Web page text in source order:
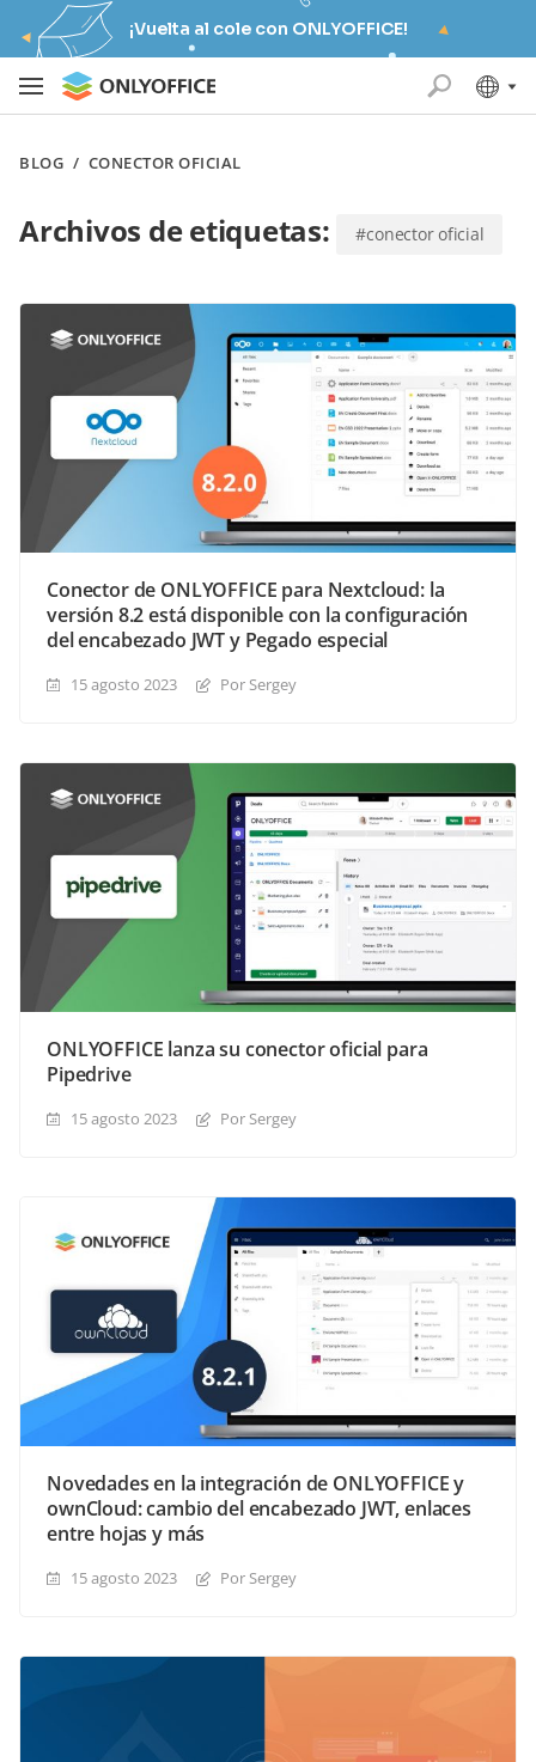
¡Vuelta al cole con ONLYOFFICE!
BLOG / CONECTOR OFICIAL
Archivos de etiquetas: #conector oficial
Conector de ONLYOFFICE para Nextcloud: la
versión 8.2 está disponible con la configuración
del encabezado JWT y Pegado especial
15 agosto 2023 Por Sergey
ONLYOFFICE lanza su conector oficial para
Pipedrive
15 agosto 2023 Por Sergey
Novedades en la integración de ONLYOFFICE y
ownCloud: cambio del encabezado JWT, enlaces
entre hojas y más
15 agosto 2023 Por Sergey